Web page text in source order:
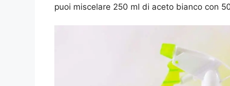
puoi miscelare 250 ml di aceto bianco con